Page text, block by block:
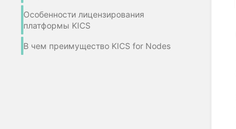
Особенности лицензирования
платформы KICS
В чем преимущество KICS for Nodes